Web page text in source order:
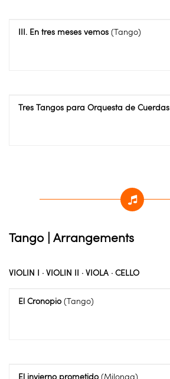
III. En tres meses vemos (Tango)
Tres Tangos para Orquesta de Cuerdas
Tango | Arrangements
VIOLIN I · VIOLIN II · VIOLA · CELLO
El Cronopio (Tango)
El invierno prometido (Milonga)